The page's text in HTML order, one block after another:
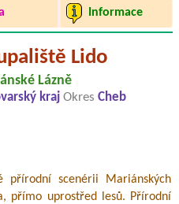
Informace
Lido
Lázně
kraj Okres Cheb
přírodní scenérii Mariánských
přímo uprostřed lesů. Přírodní